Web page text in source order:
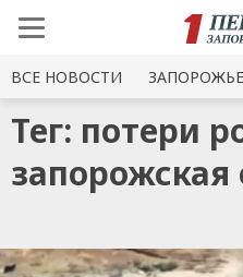
ВСЕ НОВОСТИ ЗАПОРОЖЬЕ
Тег: потери
запорожская